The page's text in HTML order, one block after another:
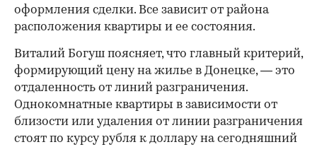
оформления сделки. Все зависит от района
расположения квартиры и ее состояния.
Виталий Богуш поясняет, что главный критерий,
формирующий цену на жилье в Донецке, — это
отдаленность от линий разграничения.
Однокомнатные квартиры в зависимости от
близости или удаления от линии разграничения
стоят по курсу рубля к доллару на сегодняшний